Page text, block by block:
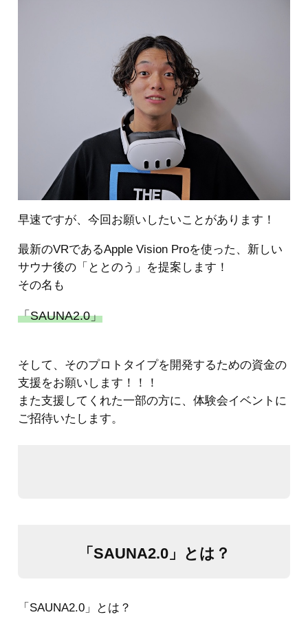
早速ですが、今回お願いしたいことがあります！
最新のVRであるApple Vision Proを使った、新しい
サウナ後の「ととのう」を提案します！
その名も
「SAUNA2.0」
そして、そのプロトタイプを開発するための資金の
支援をお願いします！！！
また支援してくれた一部の方に、体験会イベントに
ご招待いたします。
「SAUNA2.0」とは？
「SAUNA2.0」とは？